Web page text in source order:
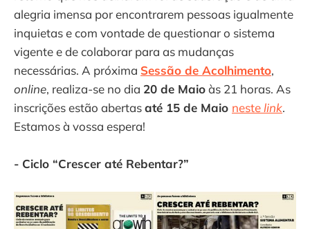
alegria imensa por encontrarem pessoas igualmente
inquietas e com vontade de questionar o sistema
vigente e de colaborar para as mudanças
necessárias. A próxima Sessão de Acolhimento,
online, realiza-se no dia 20 de Maioàs 21 horas. As
inscrições estão abertasaté 15 de Maio neste link.
Estamos à vossa espera!
- Ciclo “Crescer até Rebentar?”